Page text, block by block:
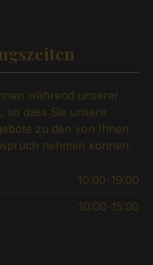
während unserer
so dass Sie unsere
zu den von Ihnen
nehmen können.
10:00-19:00
10:00-15:00